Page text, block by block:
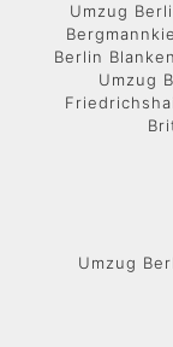
Umzug
Berlin
Umzug
Umzug